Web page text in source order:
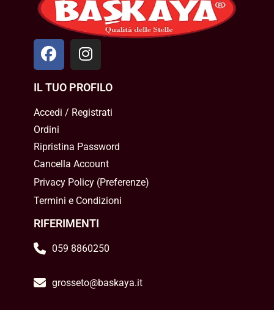
IL TUO PROFILO
Accedi / Registrati
Ordini
Ripristina Password
Cancella Account
Privacy Policy(Preferenze)
Termini e Condizioni
RIFERIMENTI
059 8860250
grosseto@baskaya.it